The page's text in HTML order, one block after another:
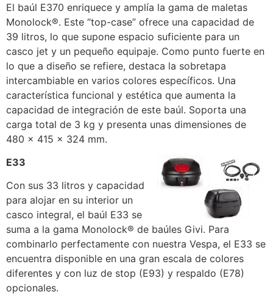
El baúl E370 enriquece y amplía la gama de maletas
Monolock®. Este “top-case” ofrece una capacidad de
39 litros, lo que supone espacio suficiente para un
casco jet y un pequeño equipaje. Como punto fuerte en
lo que a diseño se refiere, destaca la sobretapa
intercambiable en varios colores específicos. Una
característica funcional y estética que aumenta la
capacidad de integración de este baúl. Soporta una
carga total de 3 kg y presenta unas dimensiones de
480 x 415 x 324 mm.
E33
Con sus 33 litros y capacidad
para alojar en su interior un
casco integral, el baúl E33 se
suma a la gama Monolock® de baúles Givi. Para
combinarlo perfectamente con nuestra Vespa, el E33 se
encuentra disponible en una gran escala de colores
diferentes y con luz de stop (E93) y respaldo (E78)
opcionales.